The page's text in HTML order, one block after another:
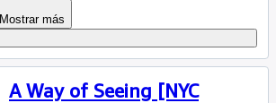
Mostrar más
A Way of Seeing [NYC